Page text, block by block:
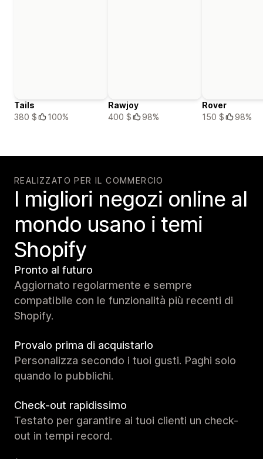
Tails
380 $
100%
Rawjoy
400 $
98%
Rover
150 $
98%
REALIZZATO PER IL COMMERCIO
I migliori negozi online al
mondo usano i temi
Shopify
Pronto al futuro
Aggiornato regolarmente e sempre
compatibile con le funzionalità più recenti di
Shopify.
Provalo prima di acquistarlo
Personalizza secondo i tuoi gusti. Paghi solo
quando lo pubblichi.
Check-out rapidissimo
Testato per garantire ai tuoi clienti un check-
out in tempi record.